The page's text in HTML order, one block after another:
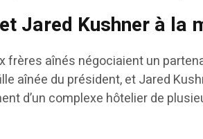
Jared Kushner à la
frères aînés négociaient un
aînée du président, et Jared
d’un complexe hôtelier de